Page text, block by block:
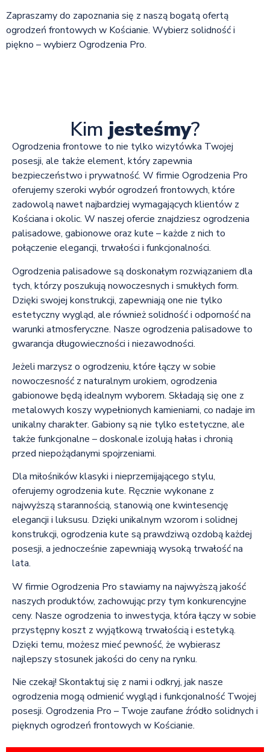
Zapraszamy do zapoznania się z naszą bogatą ofertą
ogrodzeń frontowych w Kościanie. Wybierz solidność i
piękno – wybierz Ogrodzenia Pro.
Kim jesteśmy?
Ogrodzenia frontowe to nie tylko wizytówka Twojej
posesji, ale także element, który zapewnia
bezpieczeństwo i prywatność. W firmie Ogrodzenia Pro
oferujemy szeroki wybór ogrodzeń frontowych, które
zadowolą nawet najbardziej wymagających klientów z
Kościana i okolic. W naszej ofercie znajdziesz ogrodzenia
palisadowe, gabionowe oraz kute – każde z nich to
połączenie elegancji, trwałości i funkcjonalności.
Ogrodzenia palisadowe są doskonałym rozwiązaniem dla
tych, którzy poszukują nowoczesnych i smukłych form.
Dzięki swojej konstrukcji, zapewniają one nie tylko
estetyczny wygląd, ale również solidność i odporność na
warunki atmosferyczne. Nasze ogrodzenia palisadowe to
gwarancja długowieczności i niezawodności.
Jeżeli marzysz o ogrodzeniu, które łączy w sobie
nowoczesność z naturalnym urokiem, ogrodzenia
gabionowe będą idealnym wyborem. Składają się one z
metalowych koszy wypełnionych kamieniami, co nadaje im
unikalny charakter. Gabiony są nie tylko estetyczne, ale
także funkcjonalne – doskonale izolują hałas i chronią
przed niepożądanymi spojrzeniami.
Dla miłośników klasyki i nieprzemijającego stylu,
oferujemy ogrodzenia kute. Ręcznie wykonane z
najwyższą starannością, stanowią one kwintesencję
elegancji i luksusu. Dzięki unikalnym wzorom i solidnej
konstrukcji, ogrodzenia kute są prawdziwą ozdobą każdej
posesji, a jednocześnie zapewniają wysoką trwałość na
lata.
W firmie Ogrodzenia Pro stawiamy na najwyższą jakość
naszych produktów, zachowując przy tym konkurencyjne
ceny. Nasze ogrodzenia to inwestycja, która łączy w sobie
przystępny koszt z wyjątkową trwałością i estetyką.
Dzięki temu, możesz mieć pewność, że wybierasz
najlepszy stosunek jakości do ceny na rynku.
Nie czekaj! Skontaktuj się z nami i odkryj, jak nasze
ogrodzenia mogą odmienić wygląd i funkcjonalność Twojej
posesji. Ogrodzenia Pro – Twoje zaufane źródło solidnych i
pięknych ogrodzeń frontowych w Kościanie.